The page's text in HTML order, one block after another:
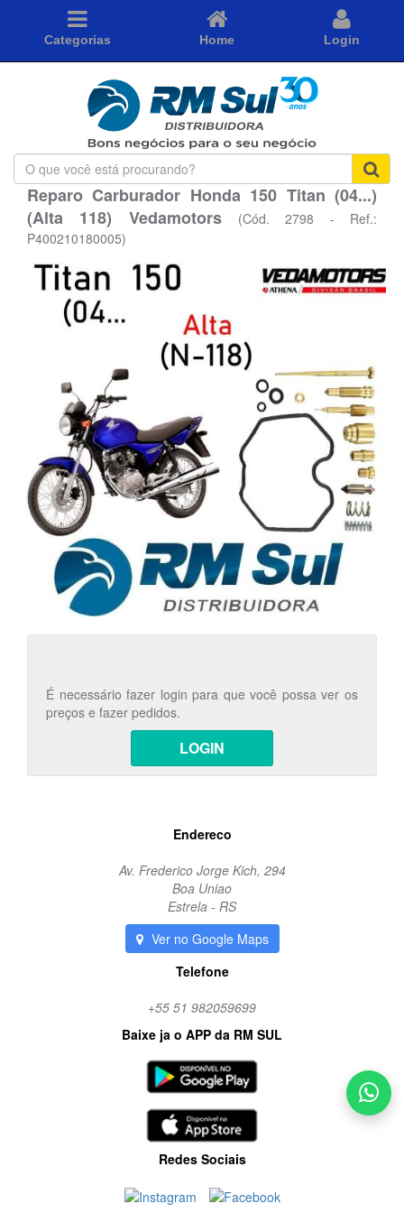
Categorias Home Login
O
que
você
está
procurando?
Reparo Carburador Honda 150 Titan (04...)
(Alta 118) Vedamotors
(Cód. 2798 - Ref.:
P400210180005)
É necessário fazer login para que você possa ver os
preços e fazer pedidos.
LOGIN
Endereco
Av. Frederico Jorge Kich, 294
Boa Uniao
Estrela - RS
Ver no Google Maps
Telefone
+55 51 982059699
Baixe ja o APP da RM SUL
Redes Sociais